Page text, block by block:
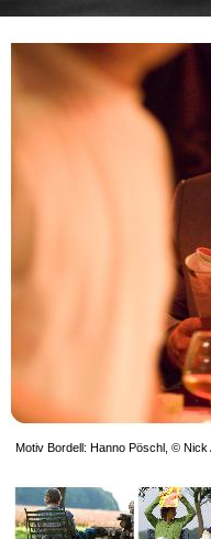
Motiv Bordell: Hanno Pöschl, © Nick